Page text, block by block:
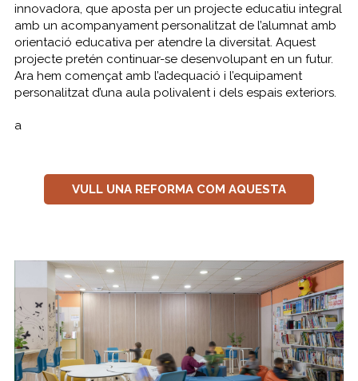
innovadora, que aposta per un projecte educatiu integral
amb un acompanyament personalitzat de l’alumnat amb
orientació educativa per atendre la diversitat. Aquest
projecte pretén continuar-se desenvolupant en un futur.
Ara hem començat amb l’adequació i l’equipament
personalitzat d’una aula polivalent i dels espais exteriors.
a
VULL UNA REFORMA COM AQUESTA